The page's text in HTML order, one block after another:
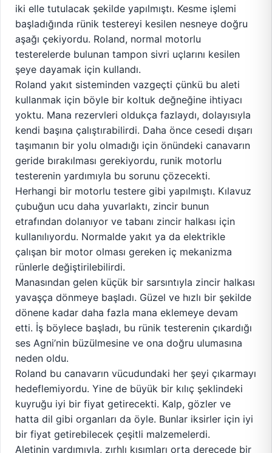
iki elle tutulacak şekilde yapılmıştı. Kesme işlemi
başladığında rünik testereyi kesilen nesneye doğru
aşağı çekiyordu. Roland, normal motorlu
testerelerde bulunan tampon sivri uçlarını kesilen
şeye dayamak için kullandı.
Roland yakıt sisteminden vazgeçti çünkü bu aleti
kullanmak için böyle bir koltuk değneğine ihtiyacı
yoktu. Mana rezervleri oldukça fazlaydı, dolayısıyla
kendi başına çalıştırabilirdi. Daha önce cesedi dışarı
taşımanın bir yolu olmadığı için önündeki canavarın
geride bırakılması gerekiyordu, runik motorlu
testerenin yardımıyla bu sorunu çözecekti.
Herhangi bir motorlu testere gibi yapılmıştı. Kılavuz
çubuğun ucu daha yuvarlaktı, zincir bunun
etrafından dolanıyor ve tabanı zincir halkası için
kullanılıyordu. Normalde yakıt ya da elektrikle
çalışan bir motor olması gereken iç mekanizma
rünlerle değiştirilebilirdi.
Manasından gelen küçük bir sarsıntıyla zincir halkası
yavaşça dönmeye başladı. Güzel ve hızlı bir şekilde
dönene kadar daha fazla mana eklemeye devam
etti. İş böylece başladı, bu rünik testerenin çıkardığı
ses Agni’nin büzülmesine ve ona doğru ulumasına
neden oldu.
Roland bu canavarın vücudundaki her şeyi çıkarmayı
hedeflemiyordu. Yine de büyük bir kılıç şeklindeki
kuyruğu iyi bir fiyat getirecekti. Kalp, gözler ve
hatta dil gibi organları da öyle. Bunlar iksirler için iyi
bir fiyat getirebilecek çeşitli malzemelerdi.
Aletinin yardımıyla, zırhlı kısımları orta derecede bir